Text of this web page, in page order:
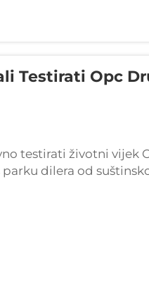
Testirati Opc
testirati životni vijek
dilera od
kupaca. OPC